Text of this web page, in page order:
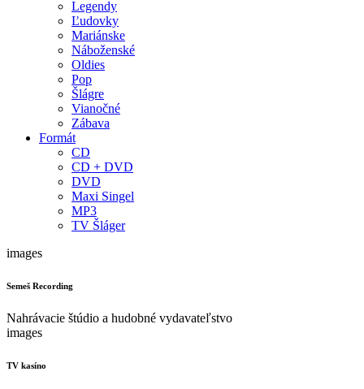
Legendy
Ľudovky
Mariánske
Náboženské
Oldies
Pop
Šlágre
Vianočné
Zábava
Formát
CD
CD + DVD
DVD
Maxi Singel
MP3
TV Šláger
images
Semeš Recording
Nahrávacie štúdio a hudobné vydavateľstvo
images
TV kasíno